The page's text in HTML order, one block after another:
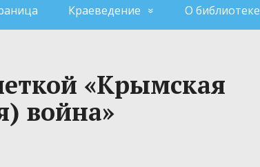
Краеведение О библиотеке
«Крымская
война»